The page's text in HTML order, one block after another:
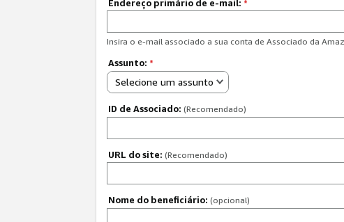
Endereço primário de e-mail: *
Insira o e-mail associado a sua conta de Associado da
Assunto: *
Selecione um assunto
ID de Associado: (Recomendado)
URL do site: (Recomendado)
Nome do beneficiário: (opcional)